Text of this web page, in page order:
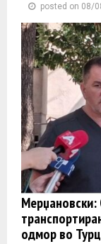
posted on 08/
Мерџановски:
одмор во